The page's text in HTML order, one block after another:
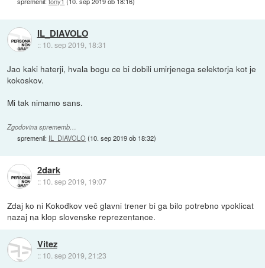
IL_DIAVOLO
:: 10. sep 2019, 18:31
Jao kaki haterji, hvala bogu ce bi dobili umirjenega selektorja kot je
kokoskov.
Mi tak nimamo sans.
Zgodovina sprememb…
spremenil: IL_DIAVOLO(10. sep 2019 ob 18:32)
2dark
:: 10. sep 2019, 19:07
Zdaj ko ni Kokođkov več glavni trener bi ga bilo potrebno vpoklicat
nazaj na klop slovenske reprezentance.
Vitez
:: 10. sep 2019, 21:23